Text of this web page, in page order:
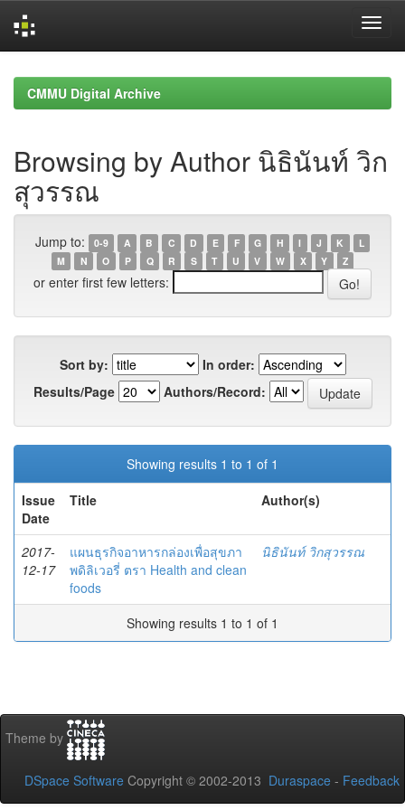
navigationCMMU Digital Archive
Browsing by Author นิธินันท์ วิก
สุวรรณ
Jump to: 0-9 A B C D E F G H I J K
L
M
N O P Q R S T U V W X Y Z
or enter first few letters:
Sort by:
In order:
Results/Page
Authors/Record:
Showing results 1 to 1 of 1
Issue
Date
Title Author(s)
2017-
12-17
แผนธุรกิจอาหารกล่องเพื่อสุขภา
พดิลิเวอรี่ ตรา Health and clean
foods
นิธินันท์ วิกสุวรรณ
Showing results 1 to 1 of 1
Theme by
DSpace Software Copyright © 2002-2013 Duraspace - Feedback